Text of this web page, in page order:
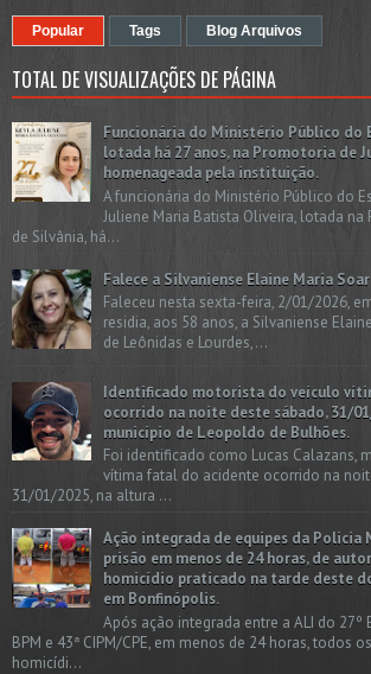
Popular Tags Blog Arquivos
TOTAL DE VISUALIZAÇÕES DE PÁGINA
Funcionária do Ministério Público do
lotada há 27 anos, na Promotoria de
homenageada pela instituição.
A funcionária do Ministério Público do
Juliene Maria Batista Oliveira, lotada na
de Silvânia, há...
Falece a Silvaniense Elaine Maria
Faleceu nesta sexta-feira, 2/01/2026,
residia, aos 58 anos, a Silvaniense
de Leônidas e Lourdes,...
Identificado motorista do veículo
ocorrido na noite deste sábado, 31/
município de Leopoldo de Bulhões.
Foi identificado como Lucas Calazans,
vítima fatal do acidente ocorrido na
31/01/2025, na altura ...
Ação integrada de equipes da
prisão em menos de 24 horas, de
homicídio praticado na tarde deste
em Bonfinópolis.
Após ação integrada entre a ALI do 27º
BPM e 43ª CIPM/CPE, em menos de 24 horas, todos
homicídi...